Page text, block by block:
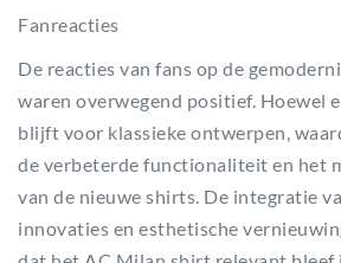
Fanreacties
De reacties van fans op de
waren overwegend positief. Hoewel
blijft voor klassieke ontwerpen,
de verbeterde functionaliteit en het
van de nieuwe shirts. De integratie
innovaties en esthetische